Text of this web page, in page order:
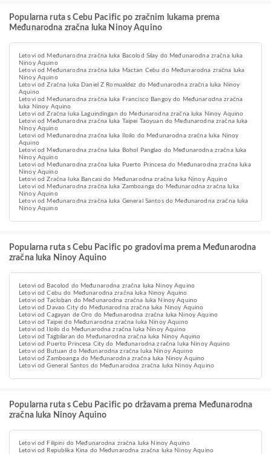
Popularna ruta s Cebu Pacific po zračnim lukama prema
Međunarodna zračna luka Ninoy Aquino
Letovi od Međunarodna zračna luka Bacolod Silay do Međunarodna zračna luka
Ninoy Aquino
Letovi od Međunarodna zračna luka Mactan Cebu do Međunarodna zračna luka
Ninoy Aquino
Letovi od Zračna luka Daniel Z Romualdez do Međunarodna zračna luka Ninoy
Aquino
Letovi od Međunarodna zračna luka Francisco Bangoy do Međunarodna zračna
luka Ninoy Aquino
Letovi od Zračna luka Laguindingan do Međunarodna zračna luka Ninoy Aquino
Letovi od Međunarodna zračna luka Taipei Taoyuan do Međunarodna zračna luka
Ninoy Aquino
Letovi od Međunarodna zračna luka Iloilo do Međunarodna zračna luka Ninoy
Aquino
Letovi od Međunarodna zračna luka Bohol Panglao do Međunarodna zračna luka
Ninoy Aquino
Letovi od Međunarodna zračna luka Puerto Princesa do Međunarodna zračna luka
Ninoy Aquino
Letovi od Zračna luka Bancasi do Međunarodna zračna luka Ninoy Aquino
Letovi od Međunarodna zračna luka Zamboanga do Međunarodna zračna luka
Ninoy Aquino
Letovi od Međunarodna zračna luka General Santos do Međunarodna zračna luka
Ninoy Aquino
Popularna ruta s Cebu Pacific po gradovima prema Međunarodna
zračna luka Ninoy Aquino
Letovi od Bacolod do Međunarodna zračna luka Ninoy Aquino
Letovi od Cebu do Međunarodna zračna luka Ninoy Aquino
Letovi od Tacloban do Međunarodna zračna luka Ninoy Aquino
Letovi od Davao City do Međunarodna zračna luka Ninoy Aquino
Letovi od Cagayan de Oro do Međunarodna zračna luka Ninoy Aquino
Letovi od Taipei do Međunarodna zračna luka Ninoy Aquino
Letovi od Iloilo do Međunarodna zračna luka Ninoy Aquino
Letovi od Tagbilaran do Međunarodna zračna luka Ninoy Aquino
Letovi od Puerto Princesa City do Međunarodna zračna luka Ninoy Aquino
Letovi od Butuan do Međunarodna zračna luka Ninoy Aquino
Letovi od Zamboanga do Međunarodna zračna luka Ninoy Aquino
Letovi od General Santos do Međunarodna zračna luka Ninoy Aquino
Popularna ruta s Cebu Pacific po državama prema Međunarodna
zračna luka Ninoy Aquino
Letovi od Filipini do Međunarodna zračna luka Ninoy Aquino
Letovi od Republika Kina do Međunarodna zračna luka Ninoy Aquino